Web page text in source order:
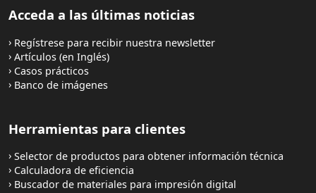
Acceda a las últimas noticias
Regístrese para recibir nuestra newsletter
Artículos (en Inglés)
Casos prácticos
Banco de imágenes
Herramientas para clientes
Selector de productos para obtener información técnica
Calculadora de eficiencia
Buscador de materiales para impresión digital